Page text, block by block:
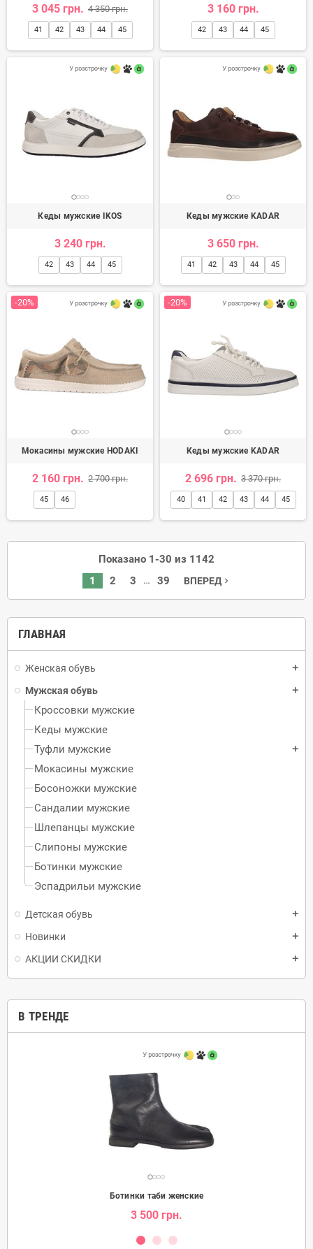
ГЛАВНАЯ
Женская обувь add
Мужская обувь add
Кроссовки мужские
Кеды мужские
Туфли мужские
add
Mокасины мужские
Босоножки мужские
Сандалии мужские
Шлепанцы мужские
Слипоны мужские
Ботинки мужские
Эспадрильи мужские
Детская обувь add
Новинки add
АКЦИИ СКИДКИ add
В ТРЕНДЕ
Ботинки таби женские
3 500 грн.
3 045 грн. 4 350 грн.
41 42 43 44 45
3 160 грн.
42 43 44 45
Кеды мужские IKOS
3 240 грн.
42 43 44 45
Кеды мужские KADAR
3 650 грн.
41 42 43 44 45
-20%
Мокасины мужские HODAKI
2 160 грн. 2 700 грн.
45 46
-20%
Кеды мужские KADAR
2 696 грн. 3 370 грн.
40 41 42 43 44 45
Показано 1-30 из 1142
1
2 3 … 39 ВПЕРЕДnavigate_next